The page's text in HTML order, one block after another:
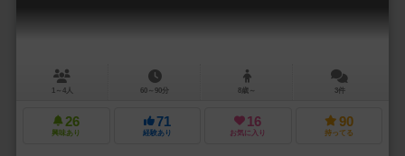
1～4人 60～90分 8歳～ 3件
26
興味あり
71
経験あり
16
お気に入り
90
持ってる